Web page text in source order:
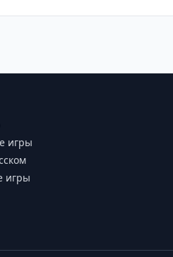
игры
игры